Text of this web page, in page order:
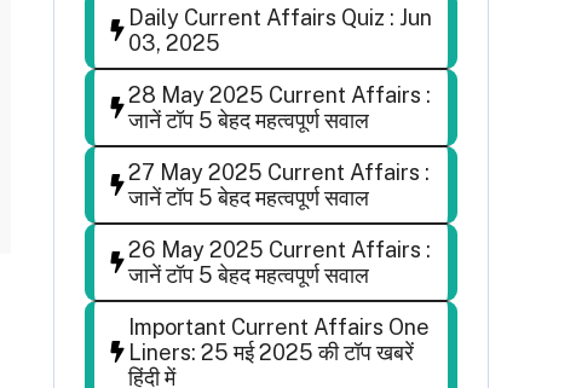
Daily Current Affairs Quiz : Jun
03, 2025
28 May 2025 Current Affairs :
जानें टॉप 5 बेहद महत्वपूर्ण सवाल
27 May 2025 Current Affairs :
जानें टॉप 5 बेहद महत्वपूर्ण सवाल
26 May 2025 Current Affairs :
जानें टॉप 5 बेहद महत्वपूर्ण सवाल
Important Current Affairs One
Liners: 25 मई 2025 की टॉप खबरें
हिंदी में